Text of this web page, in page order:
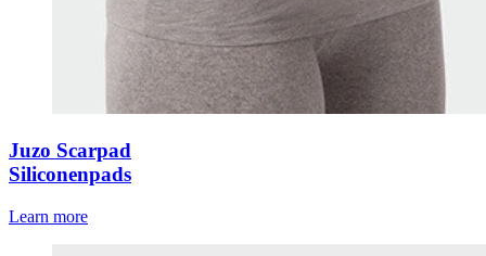
Juzo Scarpad
Siliconenpads
Learn more